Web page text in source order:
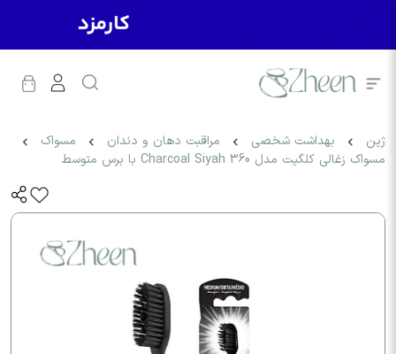
ژین بهداشت شخصی مراقبت دهان و دندان
مسواک
مسواک زغالی کلگیت مدل 360 Charcoal Siyah با برس متوسط